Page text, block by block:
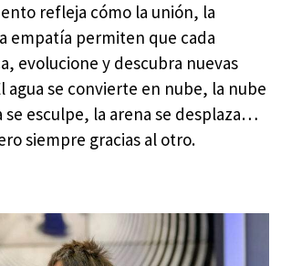
refleja cómo la unión, la
empatía permiten que cada
evolucione y descubra nuevas
agua se convierte en nube, la nube
se esculpe, la arena se desplaza…
siempre gracias al otro.